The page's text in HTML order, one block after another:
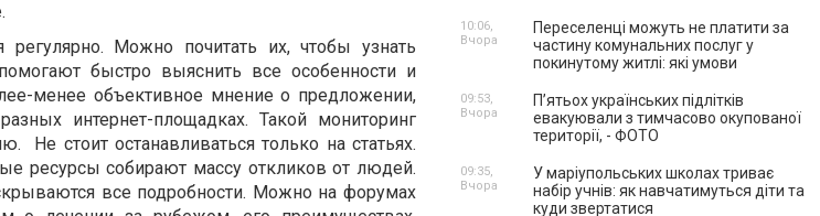
регулярно. Можно почитать их, чтобы узнать
быстро выяснить все особенности и
менее объективное мнение о предложении,
интернет-площадках. Такой мониторинг
Не стоит останавливаться только на статьях.
ресурсы собирают массу откликов от людей.
все подробности. Можно на форумах
Переселенці можуть не платити за
частину комунальних послуг у
покинутому житлі: які умови
10:06,
Вчора
П’ятьох українських підлітків
евакуювали з тимчасово окупованої
території, - ФОТО
09:53,
Вчора
У маріупольських школах триває
набір учнів: як навчатимуться діти та
куди звертатися
09:35,
Вчора